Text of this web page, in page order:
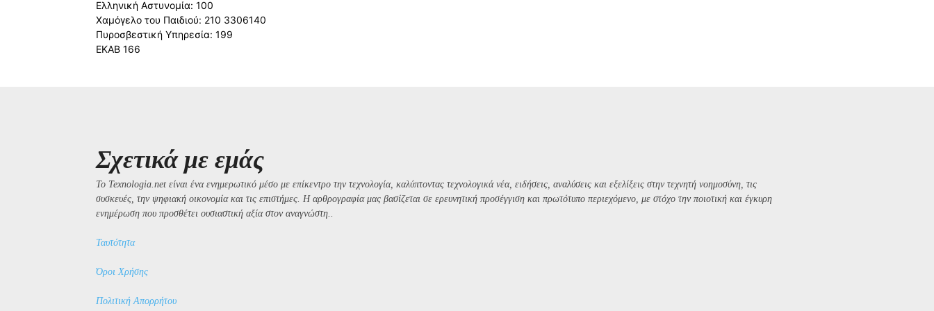
Ελληνική Αστυνομία: 100
Χαμόγελο του Παιδιού: 210 3306140
Πυροσβεστική Υπηρεσία: 199
ΕΚΑΒ 166
Σχετικά με εμάς
Το Texnologia.net είναι ένα ενημερωτικό μέσο με επίκεντρο την τεχνολογία, καλύπτοντας τεχνολογικά νέα, ειδήσεις, αναλύσεις και εξελίξεις στην τεχνητή νοημοσύνη, τις
συσκευές, την ψηφιακή οικονομία και τις επιστήμες. Η αρθρογραφία μας βασίζεται σε ερευνητική προσέγγιση και πρωτότυπο περιεχόμενο, με στόχο την ποιοτική και έγκυρη
ενημέρωση που προσθέτει ουσιαστική αξία στον αναγνώστη..
Ταυτότητα
Όροι Χρήσης
Πολιτική Απορρήτου